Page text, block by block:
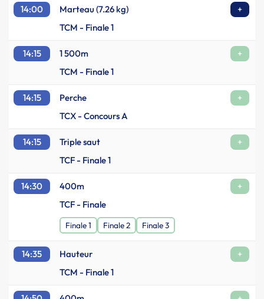
14:00 Marteau (7.26 kg)
+
TCM - Finale 1
14:15 1 500m
+
TCM - Finale 1
14:15 Perche
+
TCX - Concours A
14:15 Triple saut
+
TCF - Finale 1
14:30 400m
+
TCF - Finale
Finale 1 Finale 2 Finale 3
14:35 Hauteur
+
TCM - Finale 1